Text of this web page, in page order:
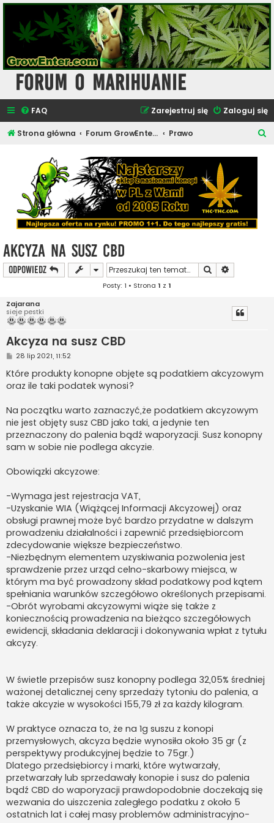
Forum o Marihuanie
FAQ Zaloguj się
Zarejestruj się
Strona główna Forum GrowEnter.com - Inne Tematy Prawo
Akcyza na susz CBD
ODPOWIEDZ Szukaj
Posty: 1 • Strona 1 z 1
Zajarana
sieje pestki
Akcyza na susz CBD
P
s
t
28 lip 2021, 11:52
Które produkty konopne objęte są podatkiem akcyzowym
oraz ile taki podatek wynosi?
Na początku warto zaznaczyć,że podatkiem akcyzowym
nie jest objęty susz CBD jako taki, a jedynie ten
przeznaczony do palenia bądź waporyzacji. Susz konopny
sam w sobie nie podlega akcyzie.
Obowiązki akcyzowe:
-Wymaga jest rejestracja VAT,
-Uzyskanie WIA (Wiążącej Informacji Akcyzowej) oraz
obsługi prawnej może być bardzo przydatne w dalszym
prowadzeniu działalności i zapewnić przedsiębiorcom
zdecydowanie większe bezpieczeństwo.
-Niezbędnym elementem uzyskiwania pozwolenia jest
sprawdzenie przez urząd celno-skarbowy miejsca, w
którym ma być prowadzony skład podatkowy pod kątem
spełniania warunków szczegółowo określonych przepisami.
-Obrót wyrobami akcyzowymi wiąże się także z
koniecznością prowadzenia na bieżąco szczegółowych
ewidencji, składania deklaracji i dokonywania wpłat z tytułu
akcyzy.
W świetle przepisów susz konopny podlega 32,05% średniej
ważonej detalicznej ceny sprzedaży tytoniu do palenia, a
także akcyzie w wysokości 155,79 zł za każdy kilogram.
W praktyce oznacza to, że na 1g suszu z konopi
przemysłowych, akcyza będzie wynosiła około 35 gr (z
perspektywy produkcyjnej będzie to 75gr.)
Dlatego przedsiębiorcy i marki, które wytwarzały,
przetwarzały lub sprzedawały konopie i susz do palenia
bądź CBD do waporyzacji prawdopodobnie doczekają się
wezwania do uiszczenia zaległego podatku z około 5
ostatnich lat i całej masy problemów administracyjno-